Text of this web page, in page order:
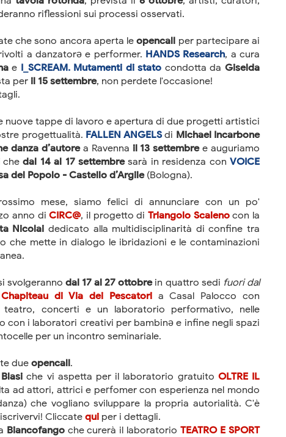
riflessioni sui processi osservati.
che sono ancora aperta leopencall per partecipare ai
a danzatorə e performer. HANDS Research, a cura
e I_SCREAM. Mutamenti di stato condotta daGiselda
per il 15 settembre, non perdete l'occasione!
nuove tappe di lavoro e apertura di due progetti artistici
progettualità. FALLEN ANGELSdi Michael Incarbone
danza d’autorea Ravenna il 13 settembree auguriamo
chedal 14 al 17 settembresarà in residenza conVOICE
del Popolo - Castello d’Argile(Bologna).
mese, siamo felici di annunciare con un po'
anno diCIRC@, il progetto diTriangolo Scalenocon la
Nicolai dedicato alla multidisciplinarità di confine tra
che mette in dialogo le ibridazioni e le contaminazioni
svolgeranno dal 17 al 27 ottobrein quattro sedi fuori dal
Chapiteau di Via dei Pescatoria Casal Palocco con
concerti e un laboratorio performativo, nelle
con i laboratori creativi per bambinə e infine negli spazi
per un incontro seminariale.
due opencall.
che vi aspetta per il laboratorio gratuito OLTRE IL
ad attori, attrici e perfomer con esperienza nel mondo
che vogliano sviluppare la propria autorialità. C'è
Cliccate qui per i dettagli.
Biancofangoche curerà il laboratorioTEATRO E SPORT